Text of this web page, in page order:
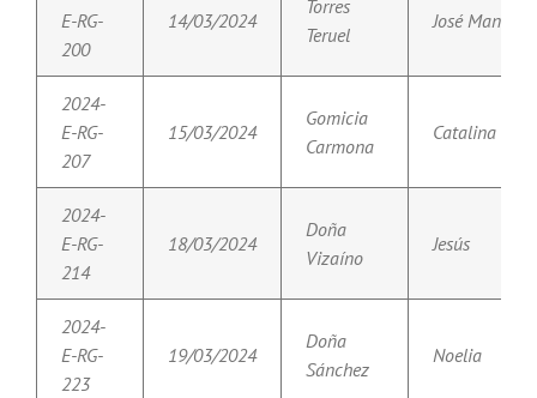
E-RG-
200
14/03/2024
Torres
Teruel
José Manuel
2024-
E-RG-
207
15/03/2024
Gomicia
Carmona
Catalina
2024-
E-RG-
214
18/03/2024
Doña
Vizaíno
Jesús
2024-
E-RG-
223
19/03/2024
Doña
Sánchez
Noelia